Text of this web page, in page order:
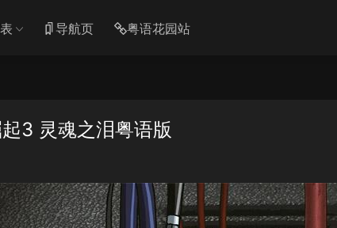
导航页 粤语花园站
3 灵魂之泪粤语版